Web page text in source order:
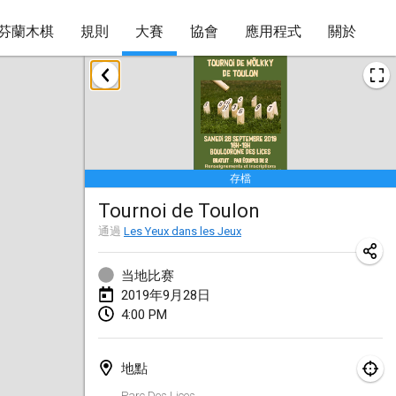
蘭木棋 規則 大賽 協會 應用程式 關於
存檔
Tournoi de Toulon
通過 Les Yeux dans les Jeux
当地比赛
2019年9月28日
4:00 PM
地點
2019年1月
New Year's Throw Mölkky
2019年1月1日|捷克共和國
Tournoi Mixte ASPTTOM
2019年1月20日 |法國
Tournoi d'Hiver
2019年1月26日
Liekki Cup